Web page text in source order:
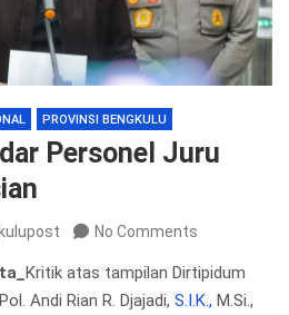
PROVINSI BENGKULU
Personel Juru
No Comments
Kritik atas tampilan Dirtipidum
Andi Rian R. Djajadi, S.I.K., M.Si.,